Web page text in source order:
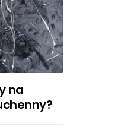
na